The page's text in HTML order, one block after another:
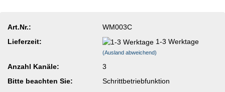
Art.Nr.:
WM003C
Lieferzeit:
1-3 Werktage
(Ausland abweichend)
Anzahl Kanäle:
3
Bitte beachten Sie:
Schrittbetriebfunktion